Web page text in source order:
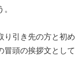
り引き先の方と初め
冒頭の挨拶文として